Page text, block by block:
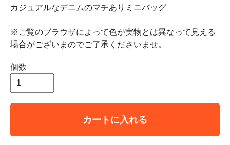
カジュアルなデニムのマチありミニバッグ
※ご覧のブラウザによって色が実物とは異なって見える
場合がございまのでご了承くださいませ。
個数
カートに入れる